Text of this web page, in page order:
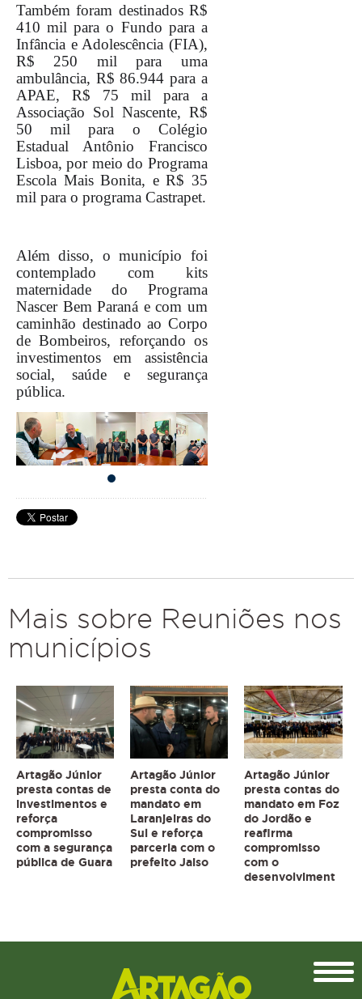
Também foram destinados R$
410 mil para o Fundo para a
Infância e Adolescência (FIA),
R$ 250 mil para uma
ambulância, R$ 86.944 para a
APAE, R$ 75 mil para a
Associação Sol Nascente, R$
50 mil para o Colégio
Estadual Antônio Francisco
Lisboa, por meio do Programa
Escola Mais Bonita, e R$ 35
mil para o programa Castrapet.
Além disso, o município foi
contemplado com kits
maternidade do Programa
Nascer Bem Paraná e com um
caminhão destinado ao Corpo
de Bombeiros, reforçando os
investimentos em assistência
social, saúde e segurança
pública.
Mais sobre Reuniões nos
municípios
Artagão Júnior
presta contas de
investimentos e
reforça
compromisso
com a segurança
pública de Guara
Artagão Júnior
presta conta do
mandato em
Laranjeiras do
Sul e reforça
parceria com o
prefeito Jaiso
Artagão Júnior
presta contas do
mandato em Foz
do Jordão e
reafirma
compromisso
com o
desenvolviment